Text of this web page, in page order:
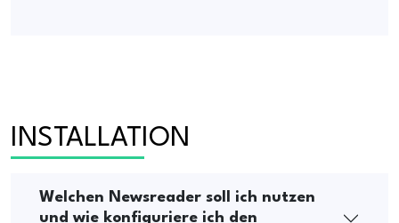
INSTALLATION
Welchen Newsreader soll ich nutzen
und wie konfiguriere ich den